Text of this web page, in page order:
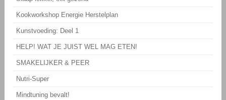
Kookworkshop Energie Herstelplan
Kunstvoeding: Deel 1
HELP! WAT JE JUIST WEL MAG ETEN!
SMAKELIJKER & PEER
Nutri-Super
Mindtuning bevalt!